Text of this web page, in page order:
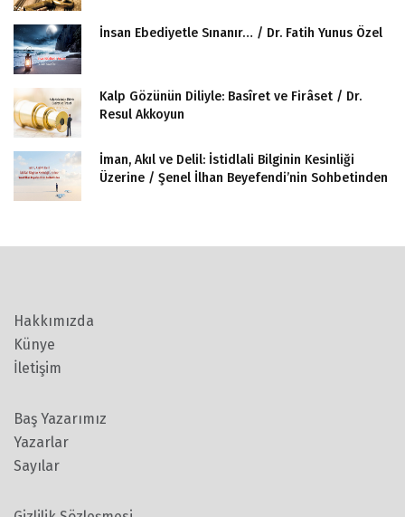
İnsan Ebediyetle Sınanır… / Dr. Fatih Yunus Özel
Kalp Gözünün Diliyle: Basîret ve Firâset / Dr.
Resul Akkoyun
İman, Akıl ve Delil: İstidlali Bilginin Kesinliği
Üzerine / Şenel İlhan Beyefendi’nin Sohbetinden
Hakkımızda
Künye
İletişim
Baş Yazarımız
Yazarlar
Sayılar